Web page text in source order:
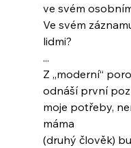
ve svém
Ve svém
lidmi?
...
Z „moderní“
odnáší první
moje potřeby,
máma
(druhý člověk)